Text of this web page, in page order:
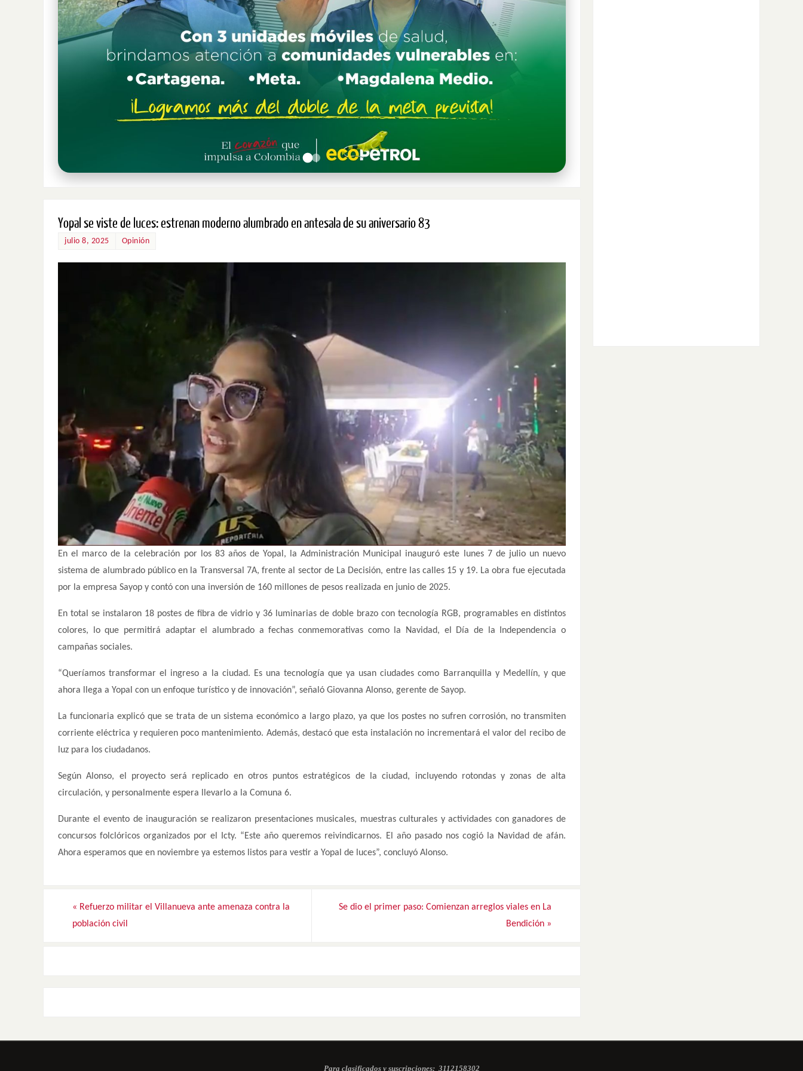
Yopal se viste de luces: estrenan moderno alumbrado en antesala de su aniversario 83
julio 8, 2025 Opinión
En el marco de la celebración por los 83 años de Yopal, la Administración Municipal inauguró este lunes 7 de julio un nuevo
sistema de alumbrado público en la Transversal 7A, frente al sector de La Decisión, entre las calles 15 y 19. La obra fue ejecutada
por la empresa Sayop y contó con una inversión de 160 millones de pesos realizada en junio de 2025.
En total se instalaron 18 postes de fibra de vidrio y 36 luminarias de doble brazo con tecnología RGB, programables en distintos
colores, lo que permitirá adaptar el alumbrado a fechas conmemorativas como la Navidad, el Día de la Independencia o
campañas sociales.
“Queríamos transformar el ingreso a la ciudad. Es una tecnología que ya usan ciudades como Barranquilla y Medellín, y que
ahora llega a Yopal con un enfoque turístico y de innovación”, señaló Giovanna Alonso, gerente de Sayop.
La funcionaria explicó que se trata de un sistema económico a largo plazo, ya que los postes no sufren corrosión, no transmiten
corriente eléctrica y requieren poco mantenimiento. Además, destacó que esta instalación no incrementará el valor del recibo de
luz para los ciudadanos.
Según Alonso, el proyecto será replicado en otros puntos estratégicos de la ciudad, incluyendo rotondas y zonas de alta
circulación, y personalmente espera llevarlo a la Comuna 6.
Durante el evento de inauguración se realizaron presentaciones musicales, muestras culturales y actividades con ganadores de
concursos folclóricos organizados por el Icty. “Este año queremos reivindicarnos. El año pasado nos cogió la Navidad de afán.
Ahora esperamos que en noviembre ya estemos listos para vestir a Yopal de luces”, concluyó Alonso.
« Refuerzo militar el Villanueva ante amenaza contra la
población civil
Se dio el primer paso: Comienzan arreglos viales en La
Bendición »
Para clasificados y suscripciones: 3112158302